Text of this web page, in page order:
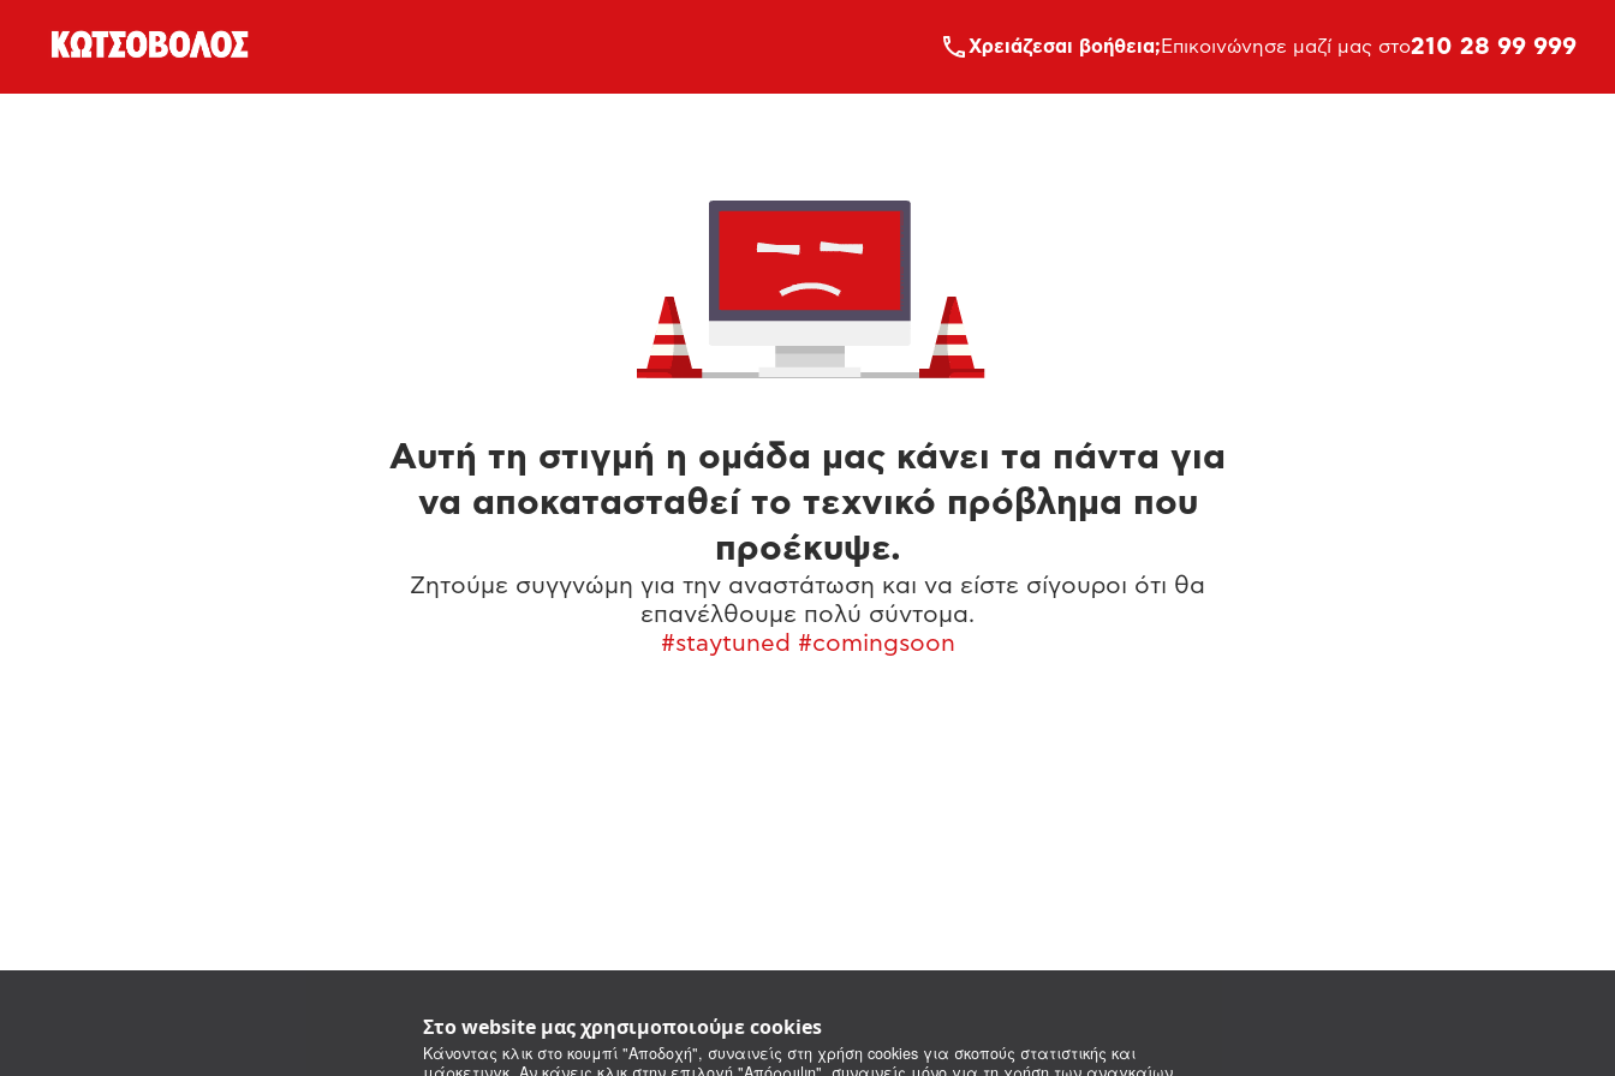
Στο website μας χρησιμοποιούμε cookies
Κάνοντας κλικ στο κουμπί "Αποδοχή", συναινείς στη χρήση cookies για σκοπούς στατιστικής και
Xρειάζεσαι βοήθεια; Επικοινώνησε μαζί μας στο210 28 99 999
Αυτή τη στιγμή η ομάδα μας κάνει τα πάντα για
να αποκατασταθεί το τεχνικό πρόβλημα που
προέκυψε.
Ζητούμε συγγνώμη για την αναστάτωση και να είστε σίγουροι ότι θα
επανέλθουμε πολύ σύντομα.
#staytuned #comingsoon